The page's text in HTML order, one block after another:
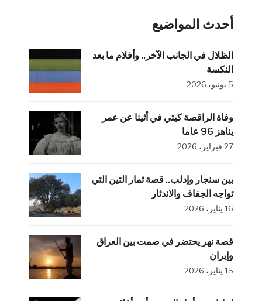
أحدث المواضيع
الظلال في الجانب الآخر.. وأفلام ما بعد
النكسة
5 يونيو، 2026
وفاة الراقصة كيتي في أثينا عن عمر
يناهز 96 عاما
27 فبراير، 2026
بين سنجار وإدلب.. قصة ثمار التين التي
تواجه الجفاف والاندثار
16 يناير، 2026
قصة نهر يحتضر في صمت بين العراق
وإيران
15 يناير، 2026